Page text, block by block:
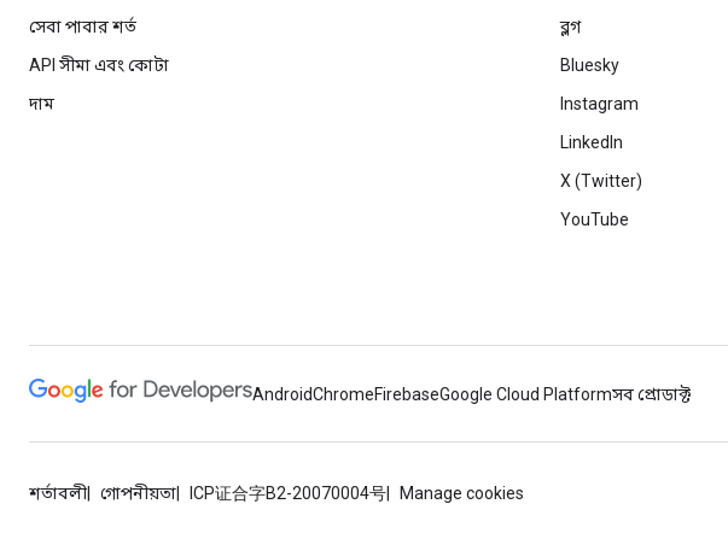
সেবা পাবার শর্ত
API সীমা এবং কোটা
দাম
ব্লগ
Bluesky
Instagram
LinkedIn
X (Twitter)
YouTube
AndroidChromeFirebaseGoogle Cloud Platformসব প্রোডাক্ট
শর্তাবলী গোপনীয়তা ICP证合字B2-20070004号 Manage cookies